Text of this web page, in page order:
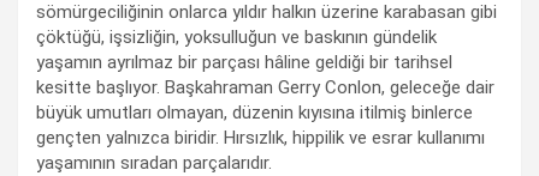
sömürgeciliğinin onlarca yıldır halkın üzerine karabasan gibi
çöktüğü, işsizliğin, yoksulluğun ve baskının gündelik
yaşamın ayrılmaz bir parçası hâline geldiği bir tarihsel
kesitte başlıyor. Başkahraman Gerry Conlon, geleceğe dair
büyük umutları olmayan, düzenin kıyısına itilmiş binlerce
gençten yalnızca biridir. Hırsızlık, hippilik ve esrar kullanımı
yaşamının sıradan parçalarıdır.